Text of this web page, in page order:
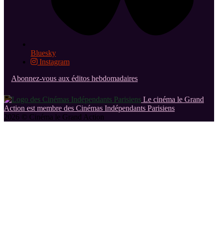
Bluesky
Instagram
Abonnez-vous aux éditos hebdomadaires
Le cinéma le Grand
Action est membre des Cinémas Indépendants Parisiens
2026 © Cinéma le Grand Action